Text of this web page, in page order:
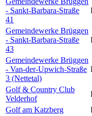
- Sankt-Barbara-Straße
41
Gemeindewerke Brüggen
- Sankt-Barbara-Straße
43
Gemeindewerke Brüggen
- Van-der-Upwich-Straße
3 (Nettetal)
Golf & Country Club
Velderhof
Golf am Katzberg